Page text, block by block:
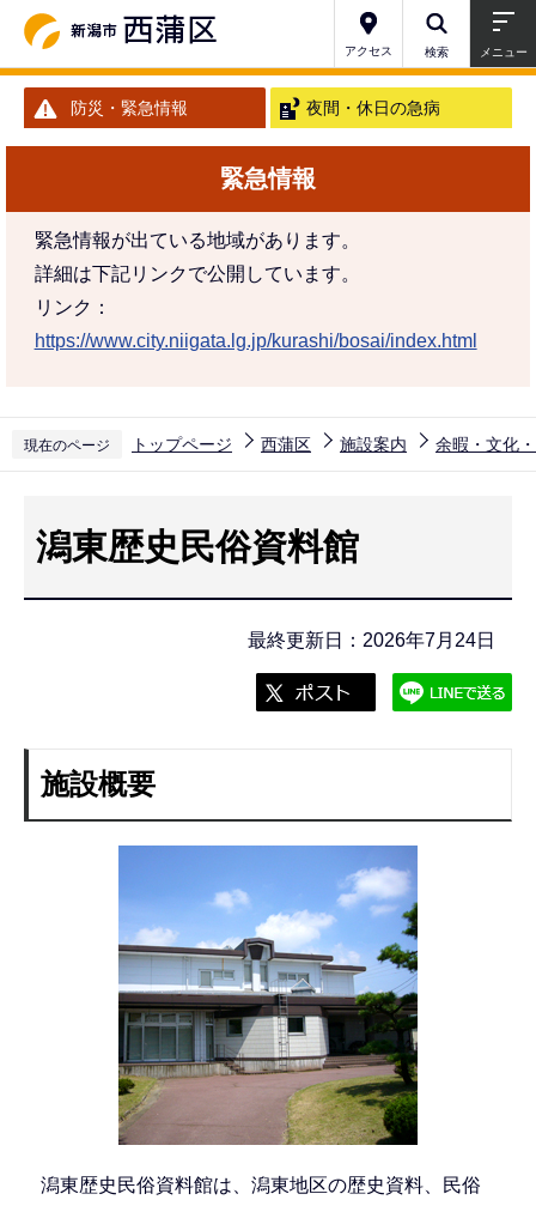
ジ
先
アクセス 検索 メニュー
防災・緊急情報 夜間・休日の急病
緊急情報
緊急情報が出ている地域があります。
詳細は下記リンクで公開しています。
リンク：
https://www.city.niigata.lg.jp/kurashi/bosai/index.html
現在のページ トップページ 西蒲区 施設案内 余暇・文化
潟東歴史民俗資料館
最終更新日：2026年7月24日
施設概要
潟東歴史民俗資料館は、潟東地区の歴史資料、民俗